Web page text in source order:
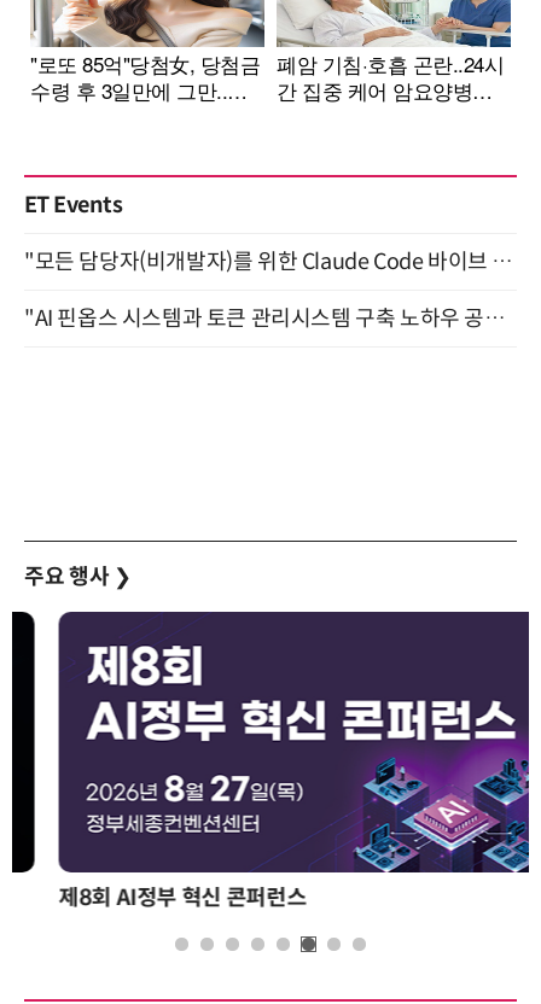
ET Events
"모든 담당자(비개발자)를 위한 Claude Code 바이브 코딩 2-day 부트캠프" 9월 16~17일 개최
"AI 핀옵스 시스템과 토큰 관리시스템 구축 노하우 공개" 잠실 한국광고문화회관 2층 대회의실 (8/21)
주요 행사 ❯
제8회 AI정부 혁신 콘퍼런스